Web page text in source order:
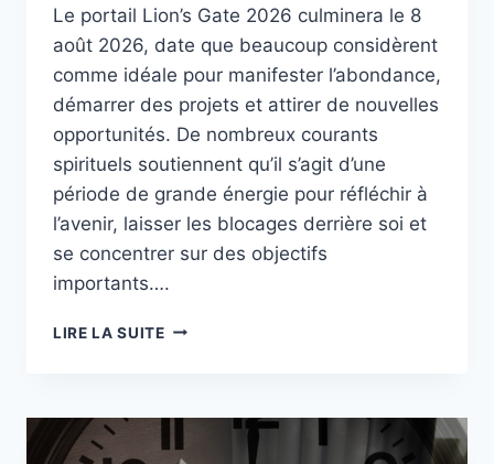
Le portail Lion’s Gate 2026 culminera le 8
août 2026, date que beaucoup considèrent
comme idéale pour manifester l’abondance,
démarrer des projets et attirer de nouvelles
opportunités. De nombreux courants
spirituels soutiennent qu’il s’agit d’une
période de grande énergie pour réfléchir à
l’avenir, laisser les blocages derrière soi et
se concentrer sur des objectifs
importants….
LIRE LA SUITELE
PORTE